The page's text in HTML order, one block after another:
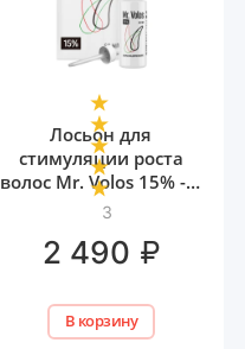
3
Лосьон для
стимуляции роста
волос Mr. Volos 15% - 1
флакон
2 490 ₽
В корзину